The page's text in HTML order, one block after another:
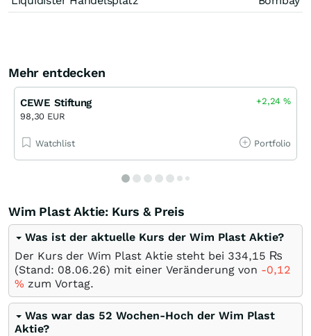
Mehr entdecken
CEWE Stiftung
98,30 EUR
+2,24%
Watchlist Portfolio
Wim Plast Aktie: Kurs & Preis
Was ist der aktuelle Kurs der Wim Plast Aktie?
Der Kurs der Wim Plast Aktie steht bei 334,15 ₨
(Stand: 08.06.26) mit einer Veränderung von -0,12
% zum Vortag.
Was war das 52 Wochen-Hoch der Wim Plast
Aktie?